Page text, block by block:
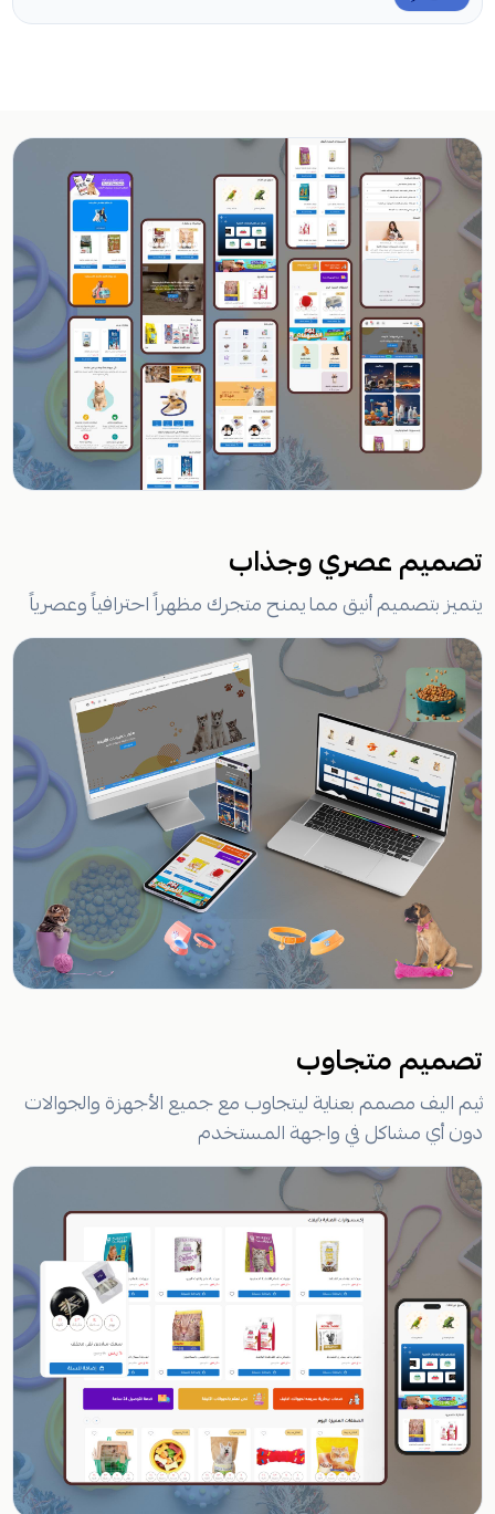
تصميم عصري وجذاب
يتميز بتصميم أنيق مما يمنح متجرك مظهراً احترافياً وعصرياً
تصميم متجاوب
ثيم اليف مصمم بعناية ليتجاوب مع جميع الأجهزة والجوالات
دون أي مشاكل في واجهة المستخدم